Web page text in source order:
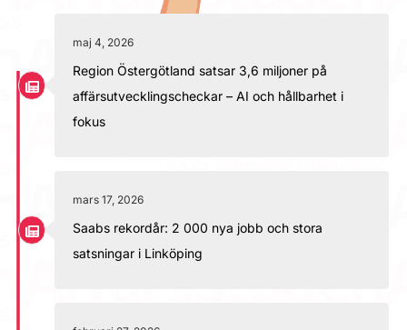
maj 4, 2026
Region Östergötland satsar 3,6 miljoner på
affärsutvecklingscheckar – AI och hållbarhet i
fokus
mars 17, 2026
Saabs rekordår: 2 000 nya jobb och stora
satsningar i Linköping